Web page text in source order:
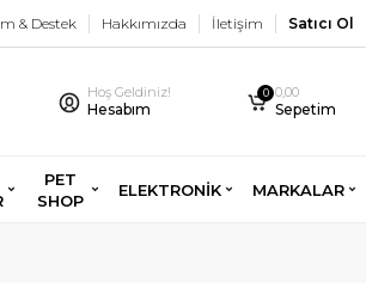
& Destek Hakkımızda İletişim Satıcı Ol
Hoş Geldiniz!
Hesabım
0 0,00
Sepetim
PET
SHOP
ELEKTRONİK MARKALAR